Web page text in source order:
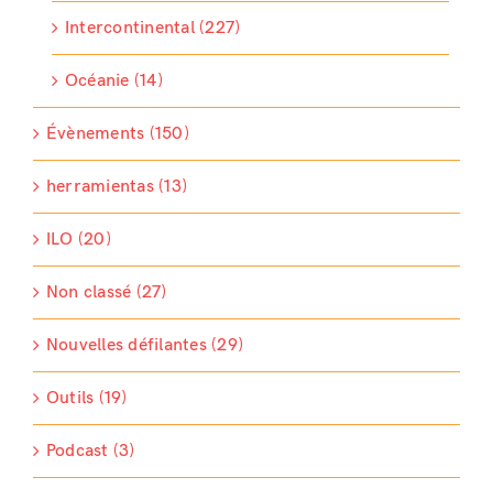
Intercontinental (227)
Océanie (14)
Évènements (150)
herramientas (13)
ILO (20)
Non classé (27)
Nouvelles défilantes (29)
Outils (19)
Podcast (3)